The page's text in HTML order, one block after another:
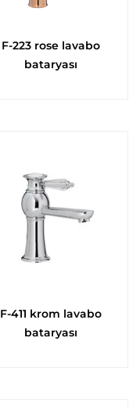
F-223 rose lavabo
bataryası
F-411 krom lavabo
bataryası